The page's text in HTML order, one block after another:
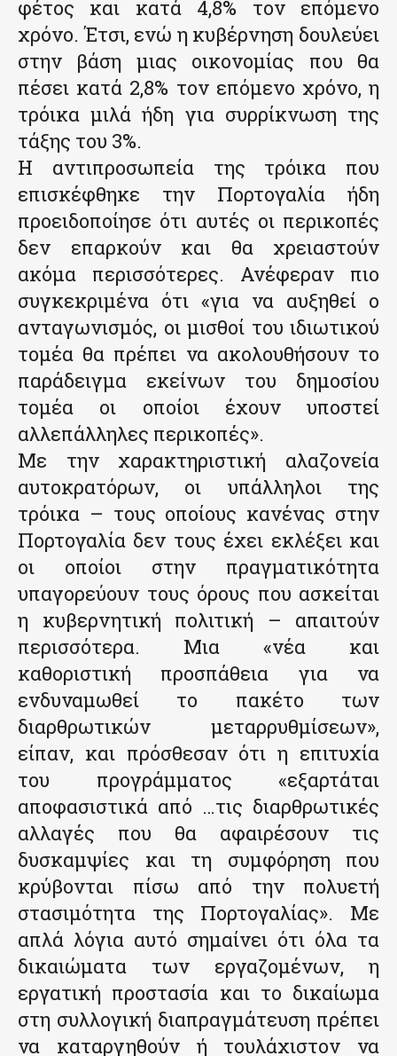
φέτος και κατά 4,8% τον επόμενο
χρόνο. Έτσι, ενώ η κυβέρνηση δουλεύει
στην βάση μιας οικονομίας που θα
πέσει κατά 2,8% τον επόμενο χρόνο, η
τρόικα μιλά ήδη για συρρίκνωση της
τάξης του 3%.
Η αντιπροσωπεία της τρόικα που
επισκέφθηκε την Πορτογαλία ήδη
προειδοποίησε ότι αυτές οι περικοπές
δεν επαρκούν και θα χρειαστούν
ακόμα περισσότερες. Ανέφεραν πιο
συγκεκριμένα ότι «για να αυξηθεί ο
ανταγωνισμός, οι μισθοί του ιδιωτικού
τομέα θα πρέπει να ακολουθήσουν το
παράδειγμα εκείνων του δημοσίου
τομέα οι οποίοι έχουν υποστεί
αλλεπάλληλες περικοπές».
Με την χαρακτηριστική αλαζονεία
αυτοκρατόρων, οι υπάλληλοι της
τρόικα – τους οποίους κανένας στην
Πορτογαλία δεν τους έχει εκλέξει και
οι οποίοι στην πραγματικότητα
υπαγορεύουν τους όρους που ασκείται
η κυβερνητική πολιτική – απαιτούν
περισσότερα. Μια «νέα και
καθοριστική προσπάθεια για να
ενδυναμωθεί το πακέτο των
διαρθρωτικών μεταρρυθμίσεων»,
είπαν, και πρόσθεσαν ότι η επιτυχία
του προγράμματος «εξαρτάται
αποφασιστικά από …τις διαρθρωτικές
αλλαγές που θα αφαιρέσουν τις
δυσκαμψίες και τη συμφόρηση που
κρύβονται πίσω από την πολυετή
στασιμότητα της Πορτογαλίας». Με
απλά λόγια αυτό σημαίνει ότι όλα τα
δικαιώματα των εργαζομένων, η
εργατική προστασία και το δικαίωμα
στη συλλογική διαπραγμάτευση πρέπει
να καταργηθούν ή τουλάχιστον να